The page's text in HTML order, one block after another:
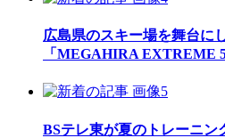
広島県のスキー場を舞台に
「MEGAHIRA EXTREME
BSテレ東が夏のトレーニン